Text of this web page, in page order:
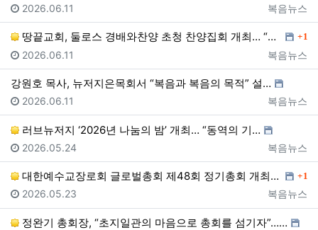
등록자
복음뉴스
등록일
2026.06.11
땅끝교회, 둘로스 경배와찬양 초청 찬양집회 개최… “한… 댓글
1
등록자
복음뉴스
등록일
2026.06.11
강원호 목사, 뉴저지은목회서 “복음과 복음의 목적” 설…
등록자
복음뉴스
등록일
2026.06.11
러브뉴저지 ‘2026년 나눔의 밤’ 개최… “동역의 기…
등록자
복음뉴스
등록일
2026.05.24
대한예수교장로회 글로벌총회 제48회 정기총회 개최… “… 댓글
1
등록자
복음뉴스
등록일
2026.05.23
정완기 총회장, “초지일관의 마음으로 총회를 섬기자”……